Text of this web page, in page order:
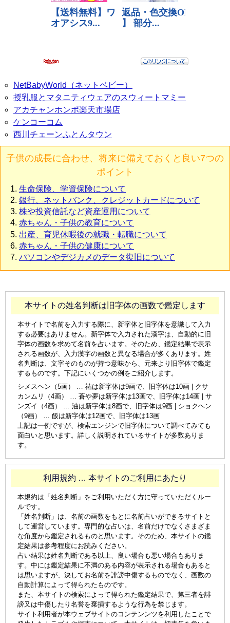
NetBabyWorld（ネットベビー）
授乳服とマタニティウェアのスウィートマミー
アカチャンホンポ楽天市場店
ケンコーコム
西川チェーンふとんタウン
子供の成長に合わせ、将来に備えておくと良い7つの
ポイント
生命保険、学資保険について
銀行、ネットバンク、クレジットカードについて
株や投資信託など資産運用について
赤ちゃん・子供の教育について
出産、育児休暇後の就職・転職について
赤ちゃん・子供の健康について
パソコンやデジカメのデータ復旧について
本サイトの姓名判断は旧字体の画数で鑑定します
本サイトで名前を入力する際に、新字体と旧字体を意識して入力
する必要はありません。新字体で入力された漢字は、自動的に旧
字体の画数を求めて名前を占います。そのため、鑑定結果で表示
される画数が、入力漢字の画数と異なる場合が多くあります。姓
名判断は、文字そのものが持つ意味から、元来より旧字体で鑑定
するものです。下記にいくつかの例をご紹介します。
シメスヘン（5画） … 祐は新字体は9画で、旧字体は10画 | クサ
カンムリ（4画） … 蒼や夢は新字体は13画で、旧字体は14画 | サ
ンズイ（4画） … 油は新字体は8画で、旧字体は9画 | ショクヘン
（9画） … 飯は新字体は12画で、旧字体は13画
上記は一例ですが、検索エンジンで旧字体について調べてみても
面白いと思います。詳しく説明されているサイトが多数ありま
す。
利用規約 … 本サイトのご利用にあたり
本規約は「姓名判断」をご利用いただく方に守っていただくルー
ルです。
「姓名判断」は、名前の画数をもとに名前占いができるサイトと
して運営しています。専門的な占いは、名前だけでなくさまざま
な角度から鑑定されるものと思います。そのため、本サイトの鑑
定結果は参考程度にお読みください。
占い結果は姓名判断である以上、良い場合も悪い場合もありま
す。中には鑑定結果に不満のある内容が表示される場合もあると
は思いますが、決してお名前を誹謗中傷するものでなく、画数の
自動計算によって得られたものです。
また、本サイトの検索によって得られた鑑定結果で、第三者を誹
謗又は中傷したり名誉を棄損するような行為を禁じます。
サイト利用者が本ウェブサイトのコンテンンツを利用したことで